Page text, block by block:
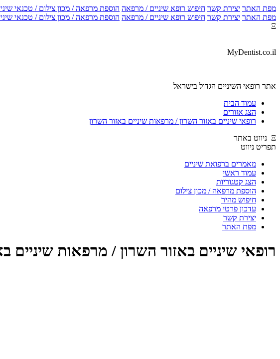
מפת האתר יצירת קשר חיפוש רופא שיניים / מרפאה הוספת מרפאה / מכון צילום / טכנאי
מפת האתר יצירת קשר חיפוש רופא שיניים / מרפאה הוספת מרפאה / מכון צילום / טכנאי
Ξ
MyDentist.co.il
אתר רופאי השיניים הגדול בישראל
עמוד הבית
הצג אזורים
רופאי שיניים באזור השרון / מרפאות שיניים באזור השרון
Ξ ניווט באתר
תפריט ניווט
מאמרים ברפואת שיניים
עמוד ראשי
הצג קטגוריות
הוספת מרפאה / מכון צילום
חיפוש מהיר
עדכון פרטי מרפאה
יצירת קשר
מפת האתר
רופאי שיניים באזור השרון / מרפאות שיניים